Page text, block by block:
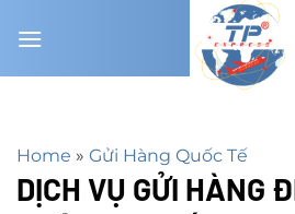
đến
Home » Gửi Hàng Quốc Tế
DỊCH VỤ GỬI HÀNG